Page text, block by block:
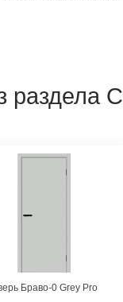
раздела
Браво-0 Grey Pro